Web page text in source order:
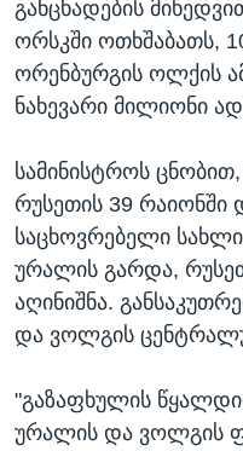
განცხადების
ორსკში ოთხშაბათს,
ორენბურგის ოლქის
ნახევარი მილიონი
სამინისტროს
რუსეთის 39 რაიონში
საცხოვრებელი
ურალის გარდა,
აღინიშნა.
და ვოლგის
"გაზაფხულის
ურალის და ვოლგის